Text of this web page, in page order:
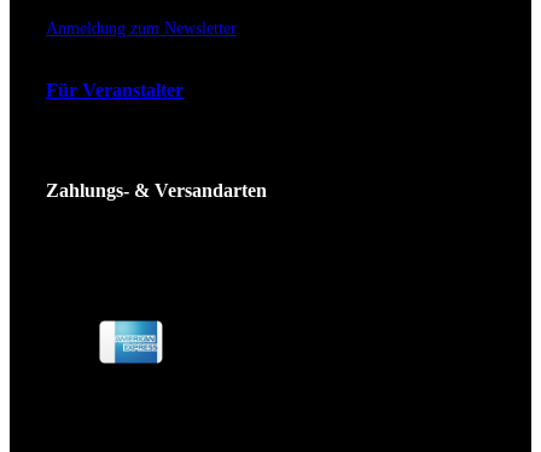
Anmeldung zum Newsletter
Für Veranstalter
Zahlungs- & Versandarten